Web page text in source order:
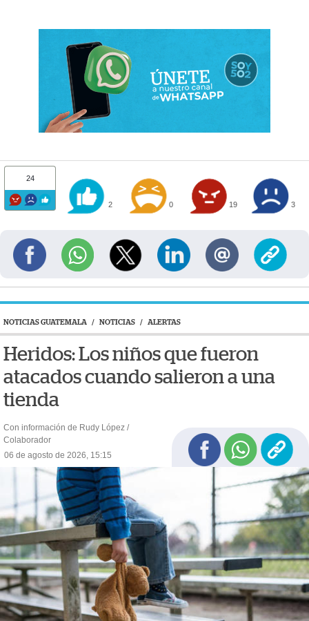
24
2 0 19 3
NOTICIAS GUATEMALA / NOTICIAS / ALERTAS
Heridos: Los niños que fueron
atacados cuando salieron a una
tienda
Con información de Rudy López /
Colaborador
06 de agosto de 2026, 15:15